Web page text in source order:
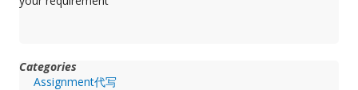
Categories
Assignment代写